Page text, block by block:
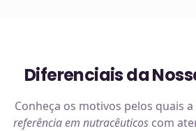
Diferenciais da
Conheça os motivos pelos quais a
referência em nutracêuticoscom